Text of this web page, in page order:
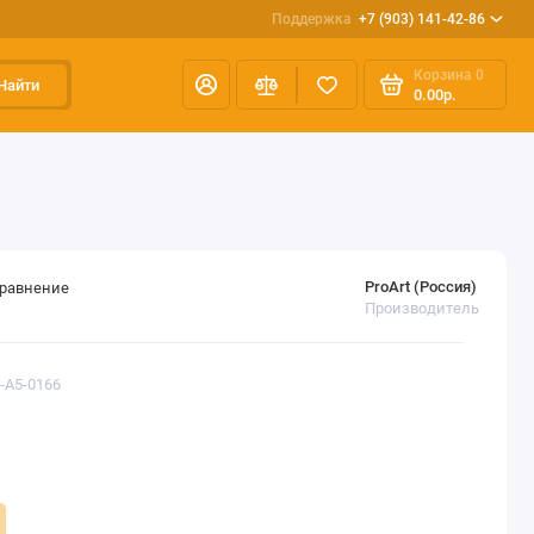
Поддержка +7 (903) 141-42-86
Корзина 0
0.00р.
A5-0166
ProArt (Россия)
Производитель